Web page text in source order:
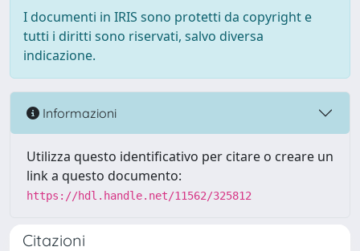
I documenti in IRIS sono protetti da copyright e
tutti i diritti sono riservati, salvo diversa
indicazione.
Informazioni
Utilizza questo identificativo per citare o creare un
link a questo documento:
https://hdl.handle.net/11562/325812
Citazioni